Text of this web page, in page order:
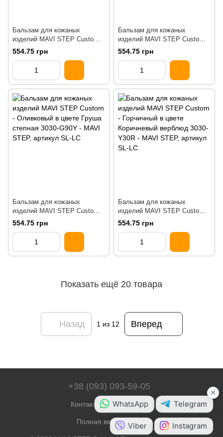
Бальзам для кожаных
изделий MAVI STEP Custom
Камель бежевый 3020-Y20R
554.75 грн
Бальзам для кожаных
изделий MAVI STEP Custom
Коричнево-розовый 3020-Y50R
554.75 грн
Бальзам для кожаных
изделий MAVI STEP Custom
Груша степная 3030-G90Y
554.75 грн
Бальзам для кожаных
изделий MAVI STEP Custom
Коричневый верблюд 3030-
554.75 грн
Показать ещё 20 товара
Назад 1из 12 Вперед
+38 (093) 093-59-05
Контактная информация
Полная версия сайта